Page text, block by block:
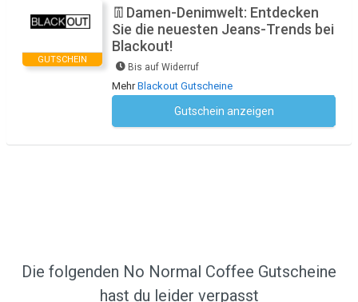
GUTSCHEIN
👖Damen-Denimwelt: Entdecken
Sie die neuesten Jeans-Trends bei
Blackout!
Bis auf Widerruf
MehrBlackout Gutscheine
Gutschein anzeigen
Die folgenden No Normal Coffee Gutscheine
hast du leider verpasst